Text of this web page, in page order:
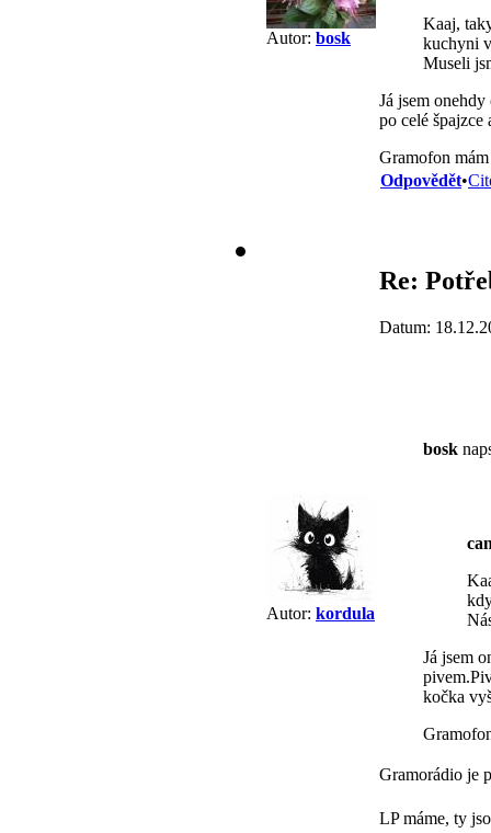
Autor: bosk
Kaaj,
kuchyni
Museli
Já jsem
po celé špajzce
Gramofon
Odpovědět•
Autor: kordula
Re:
Datum:
bosk
Já jsem
kočka
Gramorádio je
LP máme, ty